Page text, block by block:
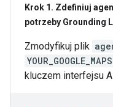
Krok 1. Zdefiniuj
potrzeby Grounding
Zmodyfikuj plik
kluczem interfejsu